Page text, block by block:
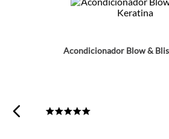
Acondicionador Blow &